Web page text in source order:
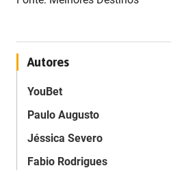
Autores
YouBet
Paulo Augusto
Jéssica Severo
Fabio Rodrigues